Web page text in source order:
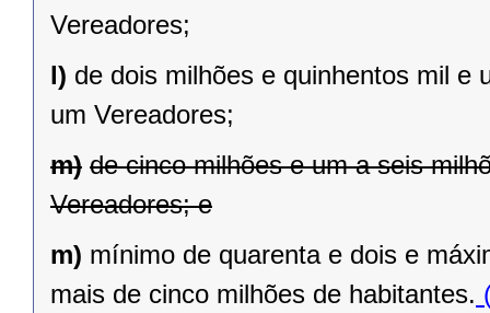
Vereadores;
l) de dois milhões e quinhentos mil e
um Vereadores;
m) de cinco milhões e um a seis
Vereadores; e
m) mínimo de quarenta e dois e
mais de cinco milhões de habitantes.